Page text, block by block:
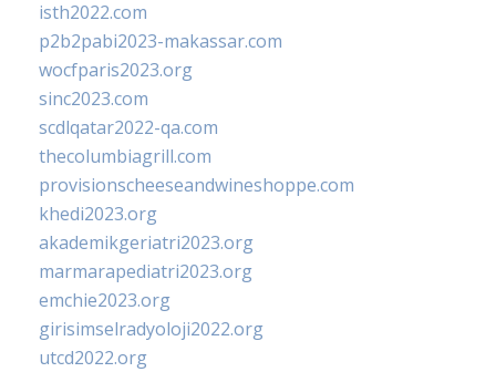
isth2022.com
p2b2pabi2023-makassar.com
wocfparis2023.org
sinc2023.com
scdlqatar2022-qa.com
thecolumbiagrill.com
provisionscheeseandwineshoppe.com
khedi2023.org
akademikgeriatri2023.org
marmarapediatri2023.org
emchie2023.org
girisimselradyoloji2022.org
utcd2022.org